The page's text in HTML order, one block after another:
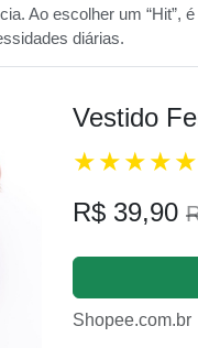
Ao escolher um “Hit”,
diárias.
Vestido
R$ 39,90
Shopee.com.br